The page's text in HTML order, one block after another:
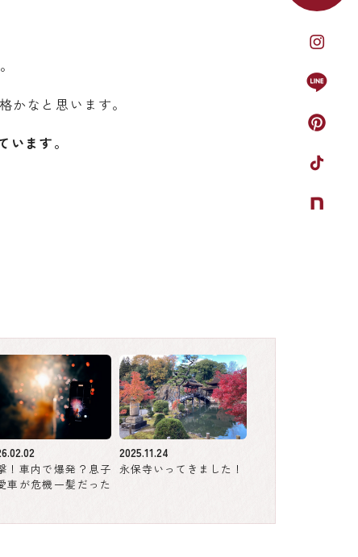
なと思います。
います。
！車内で爆発？息子
車が危機一髪だった
2025.11.24
永保寺いってきました！